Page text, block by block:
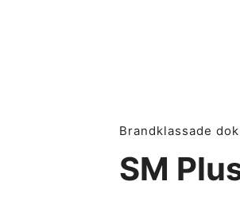
Brandklassade
SM